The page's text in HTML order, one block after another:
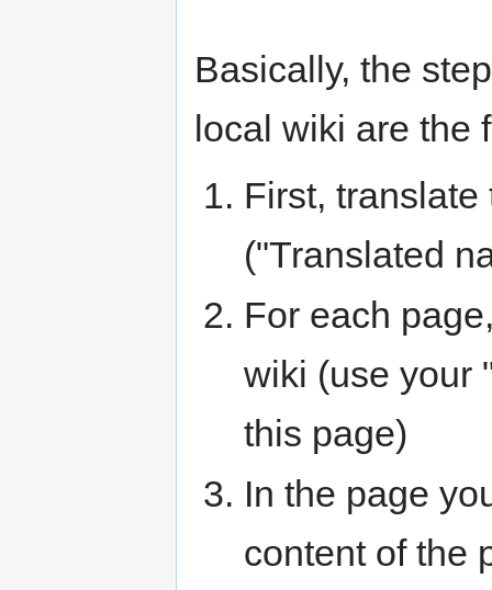
Basically, the
local wiki are the
First,
("Translated
For each
wiki (use your
this page)
In the page
content of the